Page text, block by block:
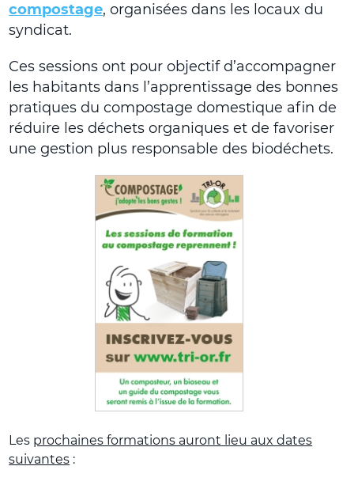
compostage, organisées dans les locaux du
syndicat.
Ces sessions ont pour objectif d’accompagner
les habitants dans l’apprentissage des bonnes
pratiques du compostage domestique afin de
réduire les déchets organiques et de favoriser
une gestion plus responsable des biodéchets.
Les prochaines formations auront lieu aux dates
suivantes :